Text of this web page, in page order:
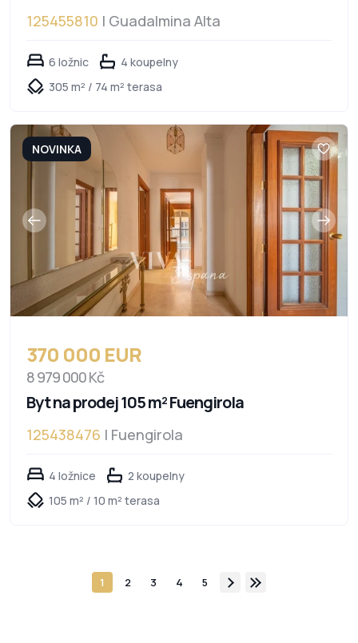
125455810 | Guadalmina Alta
6 ložnic
4 koupelny
305 m² / 74 m² terasa
NOVINKA
370 000 EUR
8 979 000 Kč
Byt na prodej 105 m² Fuengirola
125438476 | Fuengirola
4 ložnice
2 koupelny
105 m² / 10 m² terasa
1 2 3 4 5